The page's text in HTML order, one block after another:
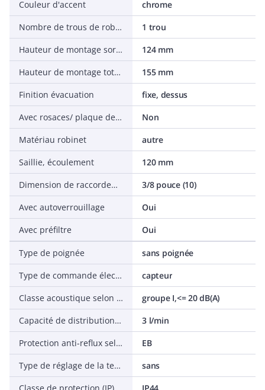
Couleur d'accent
chrome
Nombre de trous de robinetterie
1 trou
Hauteur de montage sortie de robinet inférieure
124 mm
Hauteur de montage totale
155 mm
Finition évacuation
fixe, dessus
Avec rosaces/ plaque de recouvrement
Non
Matériau robinet
autre
Saillie, écoulement
120 mm
Dimension de raccordement alimentation
3/8 pouce (10)
Avec autoverrouillage
Oui
Avec préfiltre
Oui
Type de poignée
sans poignée
Type de commande électronique
capteur
Classe acoustique selon norme EN ISO 3822
groupe I,<= 20 dB(A)
Capacité de distribution maximale (à 300 kPa)
3 l/min
Protection anti-reflux selon EN 1717
EB
Type de réglage de la température
sans